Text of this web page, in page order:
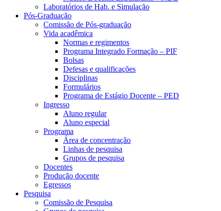
Laboratórios de Hab. e Simulação
Pós-Graduação
Comissão de Pós-graduação
Vida acadêmica
Normas e regimentos
Programa Integrado Formação – PIF
Bolsas
Defesas e qualificações
Disciplinas
Formulários
Programa de Estágio Docente – PED
Ingresso
Aluno regular
Aluno especial
Programa
Área de concentração
Linhas de pesquisa
Grupos de pesquisa
Docentes
Produção docente
Egressos
Pesquisa
Comissão de Pesquisa